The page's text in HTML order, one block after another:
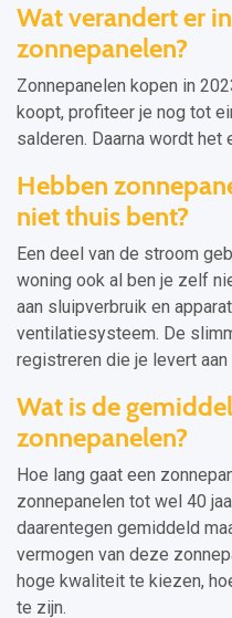
Wat verandert er
zonnepanelen?
Zonnepanelen kopen in
koopt, profiteer je nog tot
salderen. Daarna wordt het
Hebben
niet thuis bent?
Een deel van de stroom
woning ook al ben je zelf
aan sluipverbruik en
ventilatiesysteem. De
registreren die je levert
Wat is de
zonnepanelen?
Hoe lang gaat een
zonnepanelen tot wel 40
daarentegen gemiddeld
vermogen van deze
hoge kwaliteit te kiezen,
te zijn.